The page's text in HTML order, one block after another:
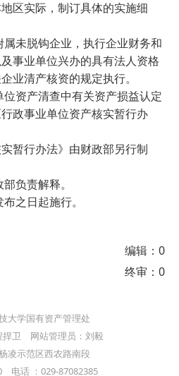
区实际，制订具体的实施细
未脱钩企业，执行企业财务和
事业单位兴办的具有法人资格
业清产核资的规定执行。
资产清查中有关资产损益认定
政事业单位资产核实暂行办
暂行办法》由财政部另行制
负责解释。
之日起施行。
编辑：0
终审：0
大学国有资产管理处
捍卫 网站管理员：刘毅
凌示范区西农路南段
电话 ：029-87082385